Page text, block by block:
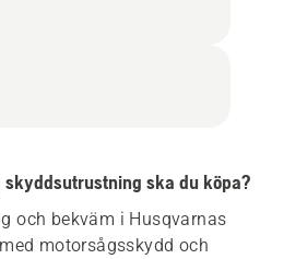
ska du köpa?
och bekväm i Husqvarnas
motorsågsskydd och